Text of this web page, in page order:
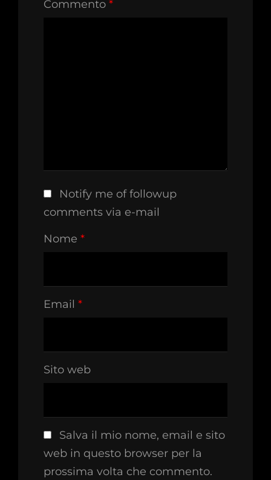
Commento *
Notify me of followup
comments via e-mail
Nome *
Email *
Sito web
Salva il mio nome, email e sito
web in questo browser per la
prossima volta che commento.